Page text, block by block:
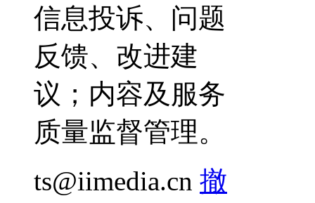
信息投诉、问题
反馈、改进建
议；内容及服务
质量监督管理。
ts@iimedia.cn 撤